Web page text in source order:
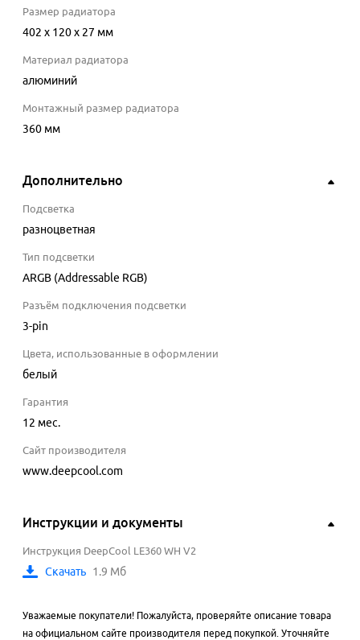
Размер радиатора
402 x 120 x 27 мм
Материал радиатора
алюминий
Монтажный размер радиатора
360 мм
Дополнительно
Подсветка
разноцветная
Тип подсветки
ARGB (Addressable RGB)
Разъём подключения подсветки
3-pin
Цвета, использованные в оформлении
белый
Гарантия
12 мес.
Сайт производителя
www.deepcool.com
Инструкции и документы
Инструкция DeepCool LE360 WH V2
Скачать 1.9 Мб
Уважаемые покупатели! Пожалуйста, проверяйте описание товара
на официальном сайте производителя перед покупкой. Уточняйте